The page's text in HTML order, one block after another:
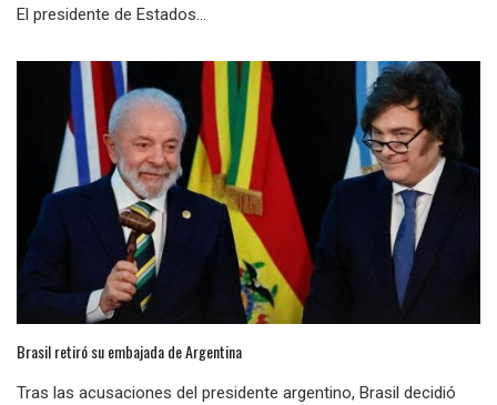
El presidente de Estados...
Brasil retiró su embajada de Argentina
Tras las acusaciones del presidente argentino, Brasil decidió